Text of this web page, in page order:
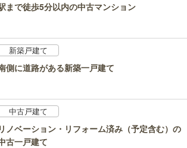
まで徒歩5分以内の中古マンション
新築戸建て
側に道路がある新築一戸建て
中古戸建て
リノベーション・リフォーム済み（予定含む）の
古一戸建て